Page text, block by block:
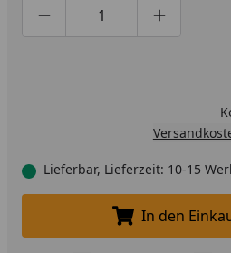
Produktmenge um eins
Produktmenge
Lieferbar, Lieferzeit: 10-15
In
In den